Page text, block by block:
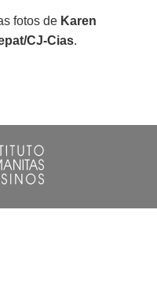
fotos de Karen
CJ-Cias.